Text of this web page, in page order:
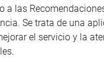
a las
Se trata de una
el servicio y la